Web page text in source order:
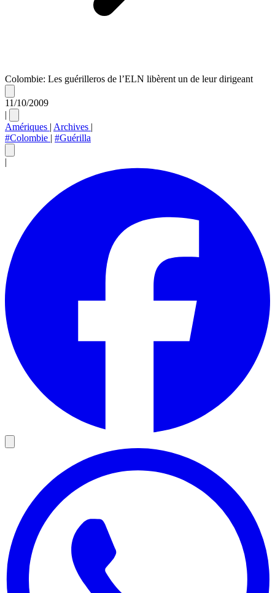
Colombie: Les guérilleros de l’ELN libèrent un de leur dirigeant
11/10/2009
|
Amériques | Archives |
#Colombie | #Guérilla
|